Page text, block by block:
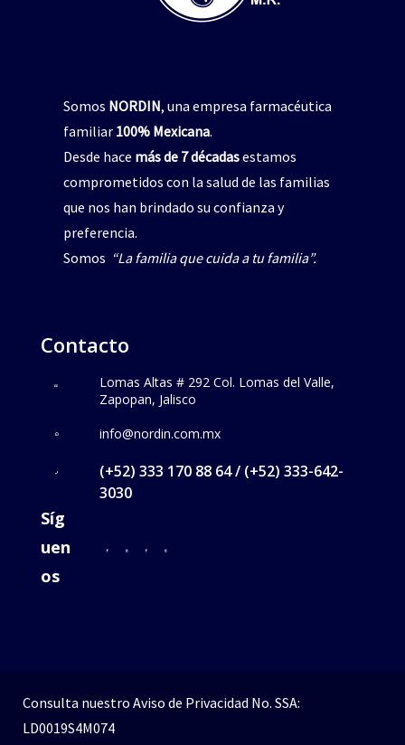
Somos NORDIN, una empresa farmacéutica
familiar 100% Mexicana.
Desde hace más de 7 décadasestamos
comprometidos con la salud de las familias
que nos han brindado su confianza y
preferencia.
Somos “La familia que cuida a tu familia”.
Contacto
Lomas Altas # 292 Col. Lomas del Valle,
Zapopan, Jalisco
info@nordin.com.mx
(+52) 333 170 88 64 / (+52) 333-642-
3030
Síg
uen
os
Consulta nuestro Aviso de Privacidad No. SSA:
LD0019S4M074